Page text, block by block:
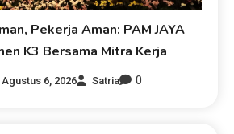
Pekerja Aman: PAM JAYA
K3 Bersama Mitra Kerja
Agustus 6, 2026 Satria 0